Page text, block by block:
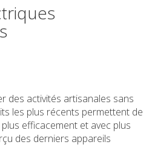
des activités artisanales sans
les plus récents permettent de
efficacement et avec plus
des derniers appareils